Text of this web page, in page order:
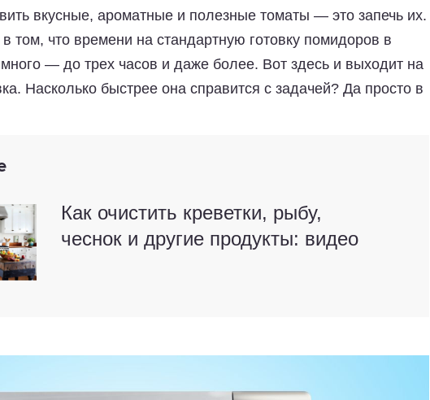
вкусные, ароматные и полезные томаты — это запечь их.
том, что времени на стандартную готовку помидоров в
— до трех часов и даже более. Вот здесь и выходит на
Насколько быстрее она справится с задачей? Да просто в
Как очистить креветки, рыбу,
чеснок и другие продукты: видео